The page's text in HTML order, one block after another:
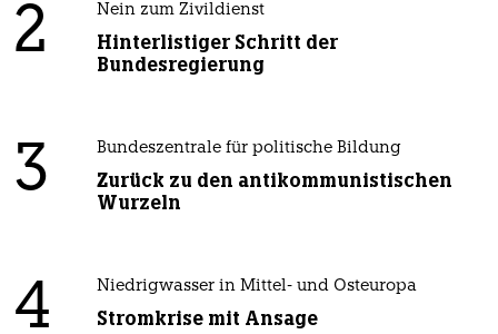
2 Nein zum Zivildienst
Hinterlistiger Schritt der
Bundesregierung
3 Bundeszentrale für politische Bildung
Zurück zu den antikommunistischen
Wurzeln
4 Niedrigwasser in Mittel- und Osteuropa
Stromkrise mit Ansage